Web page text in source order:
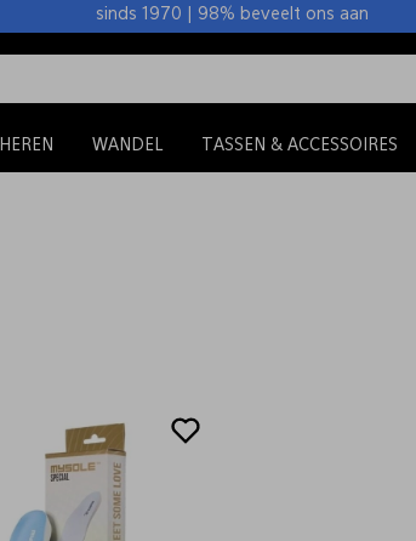
sinds 1970 | 98% beveelt ons aan
HEREN WANDEL TASSEN & ACCESSOIRES